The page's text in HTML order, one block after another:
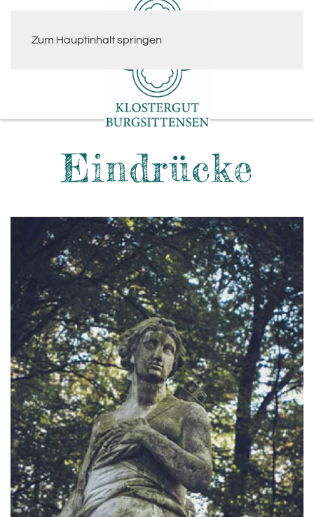
Zum Hauptinhalt springen
Eindrücke